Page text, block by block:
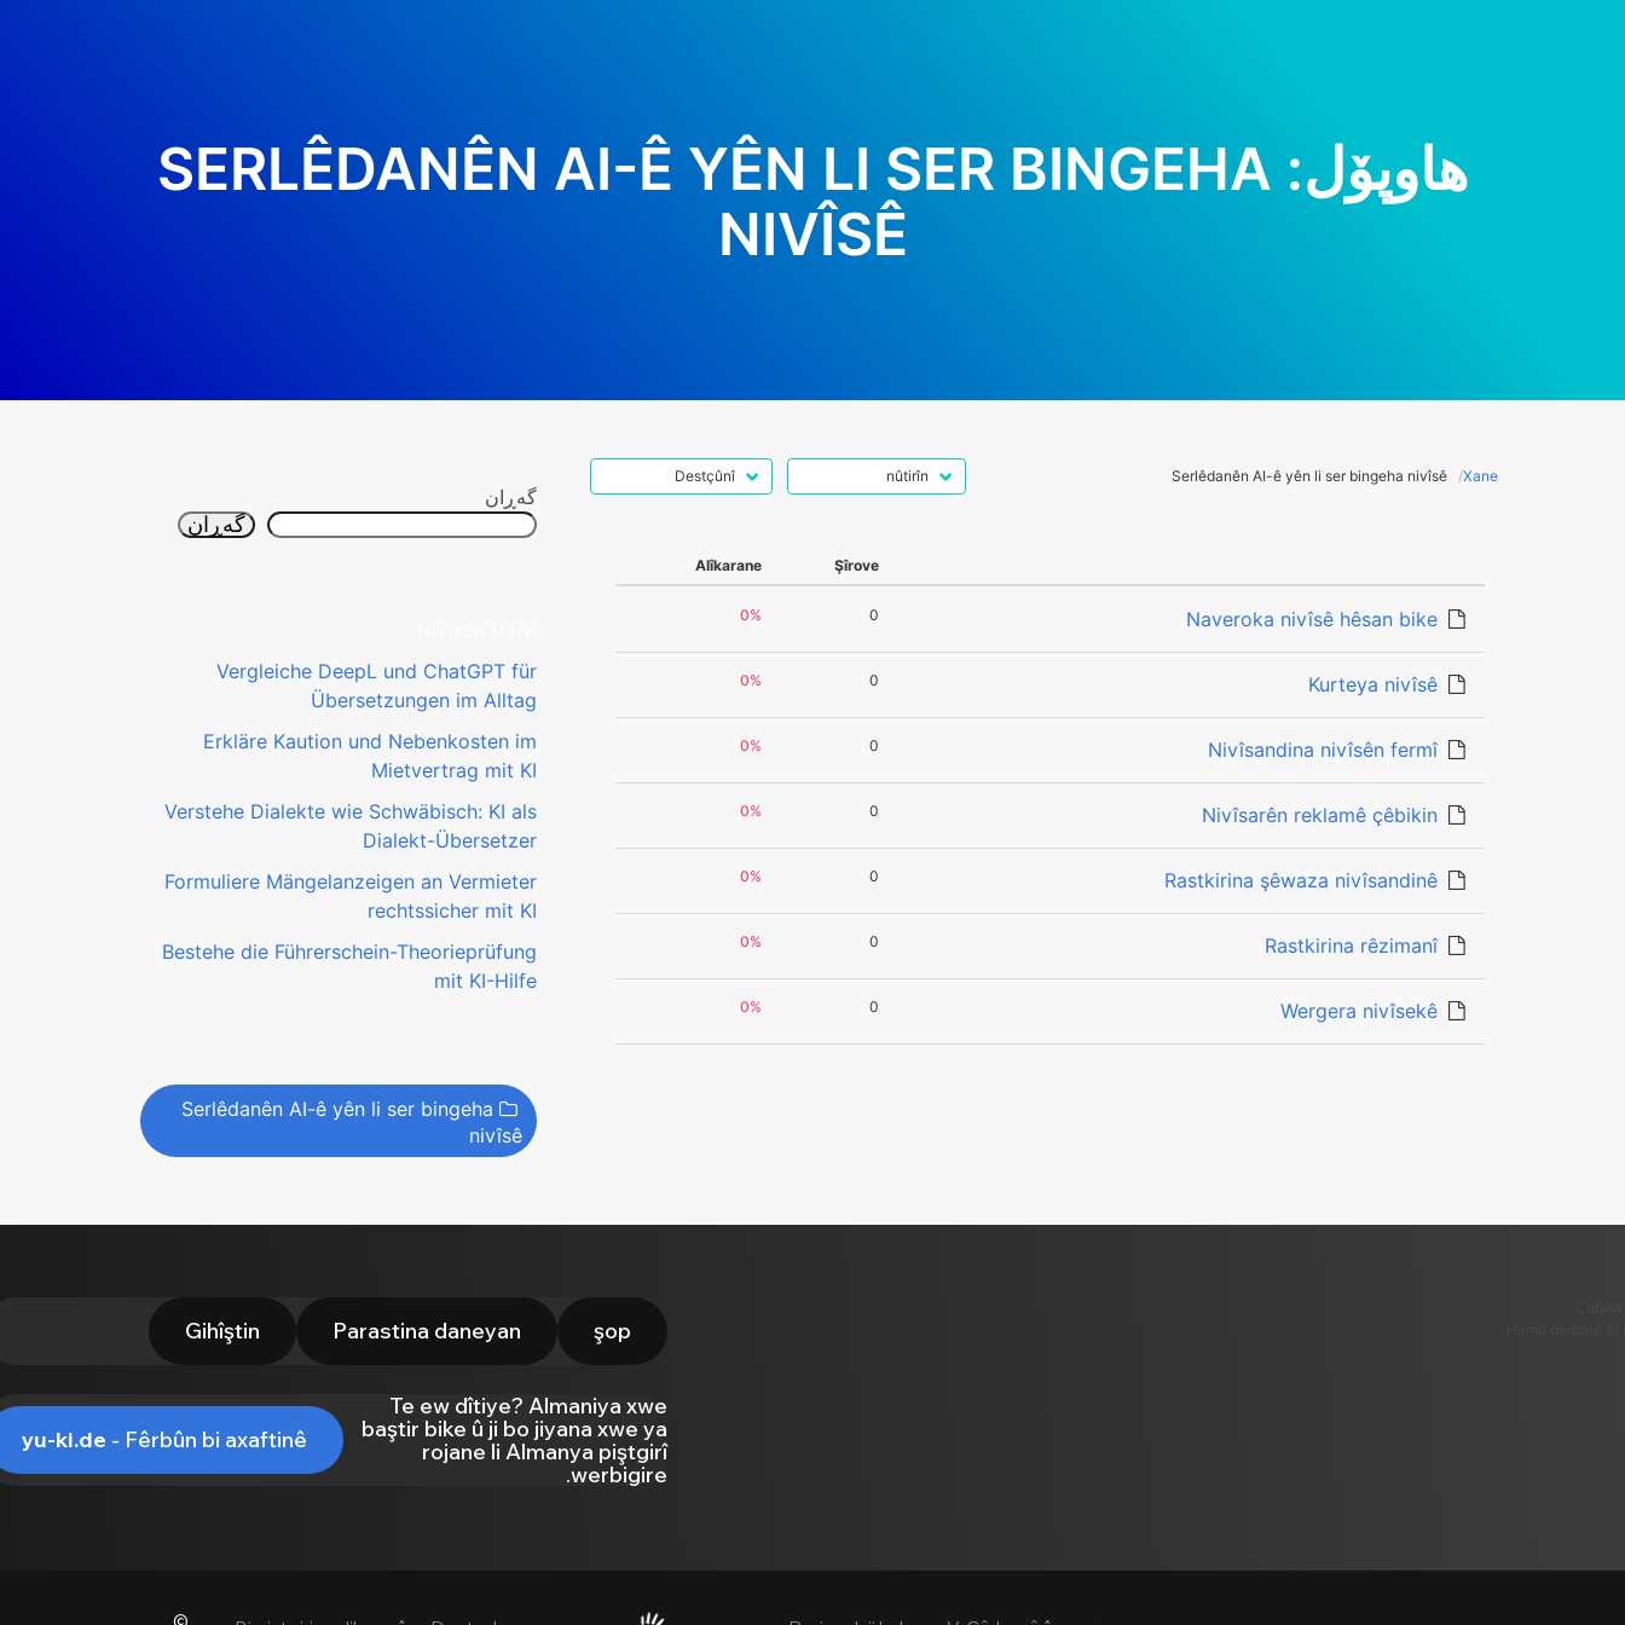
هاوپۆل: SERLÊDANÊN AI-Ê YÊN LI SER BINGEHA
NIVÎSÊ
Xane
Serlêdanên AI-ê yên li ser bingeha nivîsê
Şîrove
Alîkarane
Naveroka nivîsê hêsan bike
0
0%
Kurteya nivîsê
0
0%
Nivîsandina nivîsên fermî
0
0%
Nivîsarên reklamê çêbikin
0
0%
Rastkirina şêwaza nivîsandinê
0
0%
Rastkirina rêzimanî
0
0%
Wergera nivîsekê
0
0%
گه‌ڕان
گه‌ڕان
Vergleiche DeepL und ChatGPT für
Übersetzungen im Alltag
Erkläre Kaution und Nebenkosten im
Mietvertrag mit KI
Verstehe Dialekte wie Schwäbisch: KI als
Dialekt-Übersetzer
Formuliere Mängelanzeigen an Vermieter
rechtssicher mit KI
Bestehe die Führerschein-Theorieprüfung
mit KI-Hilfe
Serlêdanên AI-ê yên li ser bingeha
nivîsê
şop
Parastina daneyan
Gihîştin
Te ew dîtiye? Almaniya xwe
baştir bike û ji bo jiyana xwe ya
rojane li Almanya piştgirî
werbigire.
yu-ki.de - Fêrbûn bi axaftinê